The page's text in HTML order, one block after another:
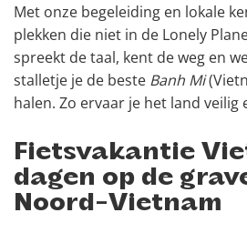
Met onze begeleiding en lokale
plekken die niet in de Lonely
spreekt de taal, kent de weg en
stalletje je de beste Banh Mi
halen. Zo ervaar je het land veilig
Fietsvakantie
dagen op de
Noord-Vietnam